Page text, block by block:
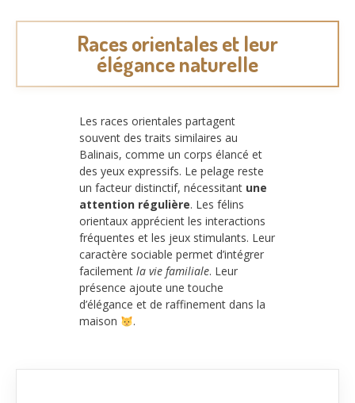
Races orientales et leur
élégance naturelle
Les races orientales partagent
souvent des traits similaires au
Balinais, comme un corps élancé et
des yeux expressifs. Le pelage reste
un facteur distinctif, nécessitant une
attention régulière. Les félins
orientaux apprécient les interactions
fréquentes et les jeux stimulants. Leur
caractère sociable permet d’intégrer
facilement la vie familiale. Leur
présence ajoute une touche
d’élégance et de raffinement dans la
maison
.